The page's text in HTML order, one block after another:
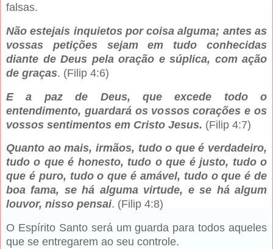
falsas.
Não estejais inquietos por coisa alguma; antes as
vossas petições sejam em tudo conhecidas
diante de Deus pela oração e súplica, com ação
de graças. (Filip 4:6)
E a paz de Deus, que excede todo o
entendimento, guardará os vossos corações e os
vossos sentimentos em Cristo Jesus. (Filip 4:7)
Quanto ao mais, irmãos, tudo o que é verdadeiro,
tudo o que é honesto, tudo o que é justo, tudo o
que é puro, tudo o que é amável, tudo o que é de
boa fama, se há alguma virtude, e se há algum
louvor, nisso pensai. (Filip 4:8)
O Espírito Santo será um guarda para todos aqueles
que se entregarem ao seu controle.